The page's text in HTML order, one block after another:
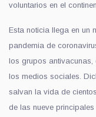
voluntarios en el
Esta noticia llega en un
pandemia de
los grupos
los medios sociales.
salvan la vida de
de las nueve